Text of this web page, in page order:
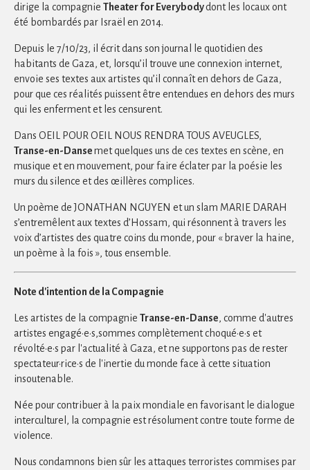
dirige la compagnie Theater for Everybodydont les locaux ont
été bombardés par Israël en 2014.
Depuis le 7/10/23, il écrit dans son journal le quotidien des
habitants de Gaza, et, lorsqu’il trouve une connexion internet,
envoie ses textes aux artistes qu’il connaît en dehors de Gaza,
pour que ces réalités puissent être entendues en dehors des murs
qui les enferment et les censurent.
Dans OEIL POUR OEIL NOUS RENDRA TOUS AVEUGLES,
Transe-en-Dansemet quelques uns de ces textes en scène, en
musique et en mouvement, pour faire éclater par la poésie les
murs du silence et des œillères complices.
Un poème de JONATHAN NGUYEN et un slam MARIE DARAH
s’entremêlent aux textes d’Hossam, qui résonnent à travers les
voix d’artistes des quatre coins du monde, pour « braver la haine,
un poème à la fois », tous ensemble.
Note d'intention de la Compagnie
Les artistes de la compagnie Transe-en-Danse, comme d'autres
artistes engagé·e·s,sommes complètement choqué·e·s et
révolté·e·s par l'actualité à Gaza, et ne supportons pas de rester
spectateur·rice·s de l'inertie du monde face à cette situation
insoutenable.
Née pour contribuer à la paix mondiale en favorisant le dialogue
interculturel, la compagnie est résolument contre toute forme de
violence.
Nous condamnons bien sûr les attaques terroristes commises par